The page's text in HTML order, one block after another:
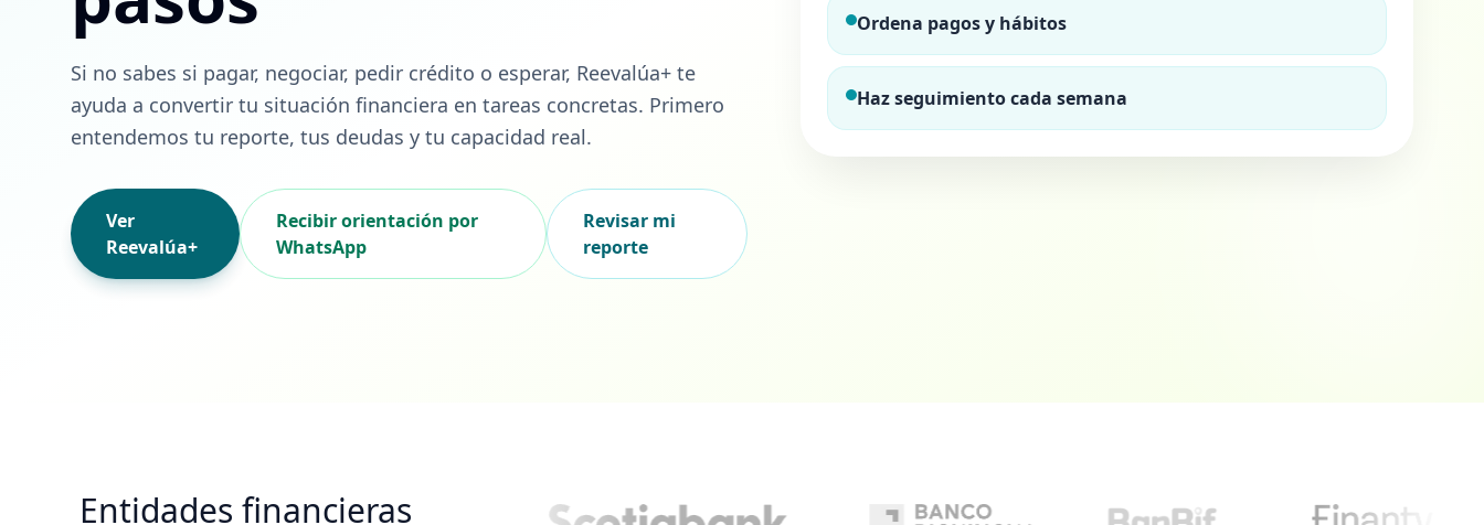
Si no sabes si pagar, negociar, pedir crédito o esperar, Reevalúa+ te
ayuda a convertir tu situación financiera en tareas concretas. Primero
entendemos tu reporte, tus deudas y tu capacidad real.
Ver
Reevalúa+
Recibir orientación por
WhatsApp
Revisar mi
reporte
Ordena pagos y hábitos
Haz seguimiento cada semana
Entidades financieras